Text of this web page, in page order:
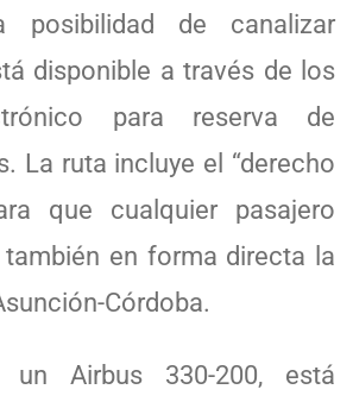
posibilidad de canalizar
disponible a través de los
para reserva de
La ruta incluye el “derecho
que cualquier pasajero
también en forma directa la
Córdoba.
Airbus 330-200, está